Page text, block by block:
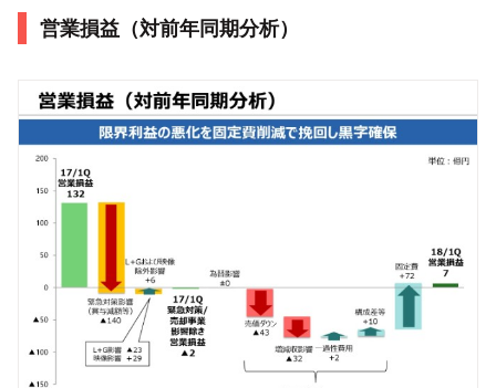
営業損益（対前年同期分析）